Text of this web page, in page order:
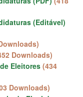
(Editável)
Downloads)
Eleitores (434
Downloads)